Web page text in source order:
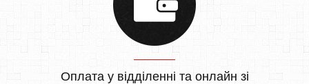
Оплата у відділенні та онлайн зі